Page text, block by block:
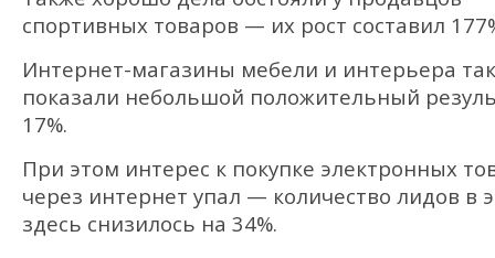
спортивных товаров — их рост составил
Интернет-магазины мебели и интерьера
показали небольшой положительный
17%.
При этом интерес к покупке электронных
через интернет упал — количество лидов в
здесь снизилось на 34%.